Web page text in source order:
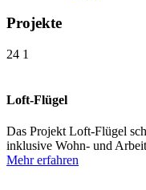
Projekte
24 1
Loft-Flügel
Das Projekt Loft-Flügel
inklusive Wohn- und
Mehr erfahren